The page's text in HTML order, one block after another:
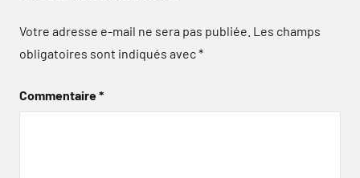
Votre adresse e-mail ne sera pas publiée. Les champs
obligatoires sont indiqués avec*
Commentaire*